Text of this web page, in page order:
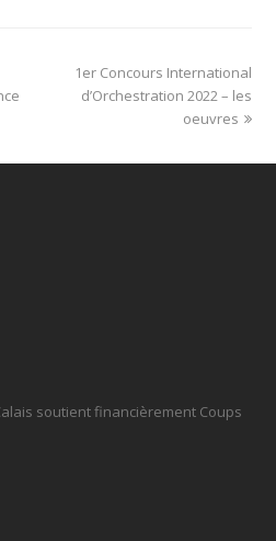
next
post:
1er Concours International
d’Orchestration 2022 – les
oeuvres
soutient financièrement Coups